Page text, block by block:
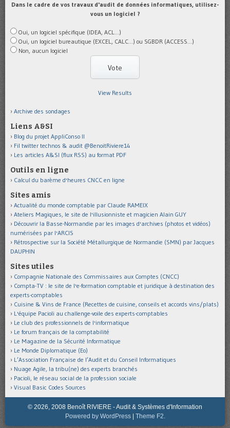
Dans le cadre de vos travaux d'audit de données informatiques, utilisez-
vous un logiciel ?
Oui, un logiciel spécifique (IDEA, ACL...)
Oui, un logiciel bureautique (EXCEL, CALC...) ou SGBDR (ACCESS...)
Non, aucun logiciel
View Results
Archive des sondages
Liens A&SI
Blog du projet AppliConso II
Fil twitter technos & audit @BenoitRiviere14
Les articles A&SI (flux RSS) au format PDF
Outils en ligne
Calcul du barème d'heures CNCC en ligne
Sites amis
Actualité du monde comptable par Claude RAMEIX
Ateliers Magiques, le site de l'illusionniste et magicien Alain GUY
Découvrir la Basse-Normandie par les images d'archives (photos et vidéos)
numérisées par l'ARCIS
Rétrospective sur la Société Métallurgique de Normandie (SMN) par Jacques
DAUPHIN
Sites utiles
Compagnie Nationale des Commissaires aux Comptes (CNCC)
Compta-TV : le site de l'e-formation comptable et juridique à destination des
experts-comptables
Cuisine & Vins de France (Recettes de cuisine, conseils et accords vins/plats)
L'équipe Pacioli au challenge-voile des experts-comptables
Le club des professionnels de l'informatique
Le forum français de la comptabilité
Le Magazine de la Sécurité Informatique
Le Monde Diplomatique (Eo)
L’Association Française de l’Audit et du Conseil Informatiques
Nuage Agile, la tribu(ne) des experts branchés
Pacioli, le réseau social de la profession sociale
Visual Basic Codes Sources
© 2026, 2008 Benoît RIVIERE - Audit & Systèmes d'Information
Powered by WordPress | Theme F2.